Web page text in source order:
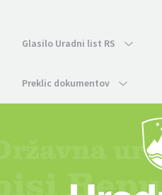
Glasilo Uradni list RS
Preklic dokumentov